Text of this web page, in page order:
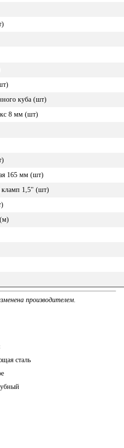
куба (шт)
8 мм (шт)
165 мм (шт)
кламп 1,5" (шт)
производителем.
сталь